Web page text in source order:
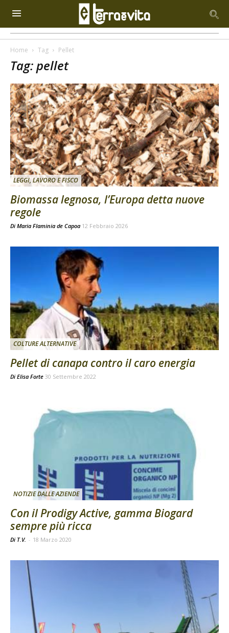
Home Tag Pellet
Tag: pellet
LEGGI, LAVORO E FISCO
Biomassa legnosa, l’Europa detta nuove
regole
Di Maria Flaminia de Capoa 12 Febbraio 2026
COLTURE ALTERNATIVE
Pellet di canapa contro il caro energia
Di Elisa Forte 30 Settembre 2022
NOTIZIE DALLE AZIENDE
Con il Prodigy Active, gamma Biogard
sempre più ricca
Di T.V. - 18 Marzo 2020